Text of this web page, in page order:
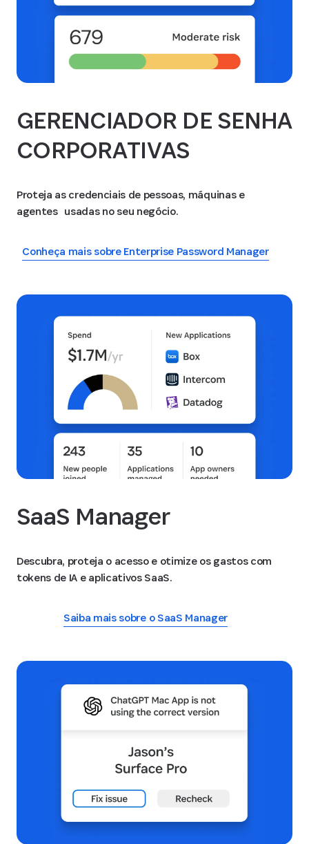
GERENCIADOR DE SENHA
CORPORATIVAS
Proteja as credenciais de pessoas, máquinas e
agentes usadas no seu negócio.
Conheça mais sobre Enterprise Password Manager
SaaS Manager
Descubra, proteja o acesso e otimize os gastos com
tokens de IA e aplicativos SaaS.
Saiba mais sobre o SaaS Manager